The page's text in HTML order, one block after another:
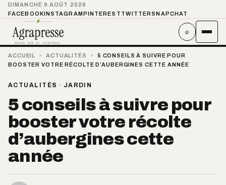
DIMANCHE 9 AOÛT 2026
FACEBOOKINSTAGRAMPINTEREST TWITTER SNAPCHAT
⌕
ACCUEIL › ACTUALITÉS ›
5 CONSEILS À SUIVRE POUR
BOOSTER VOTRE RÉCOLTE D’AUBERGINES CETTE ANNÉE
ACTUALITÉS · JARDIN
5 conseils à suivre pour
booster votre récolte
d’aubergines cette
année